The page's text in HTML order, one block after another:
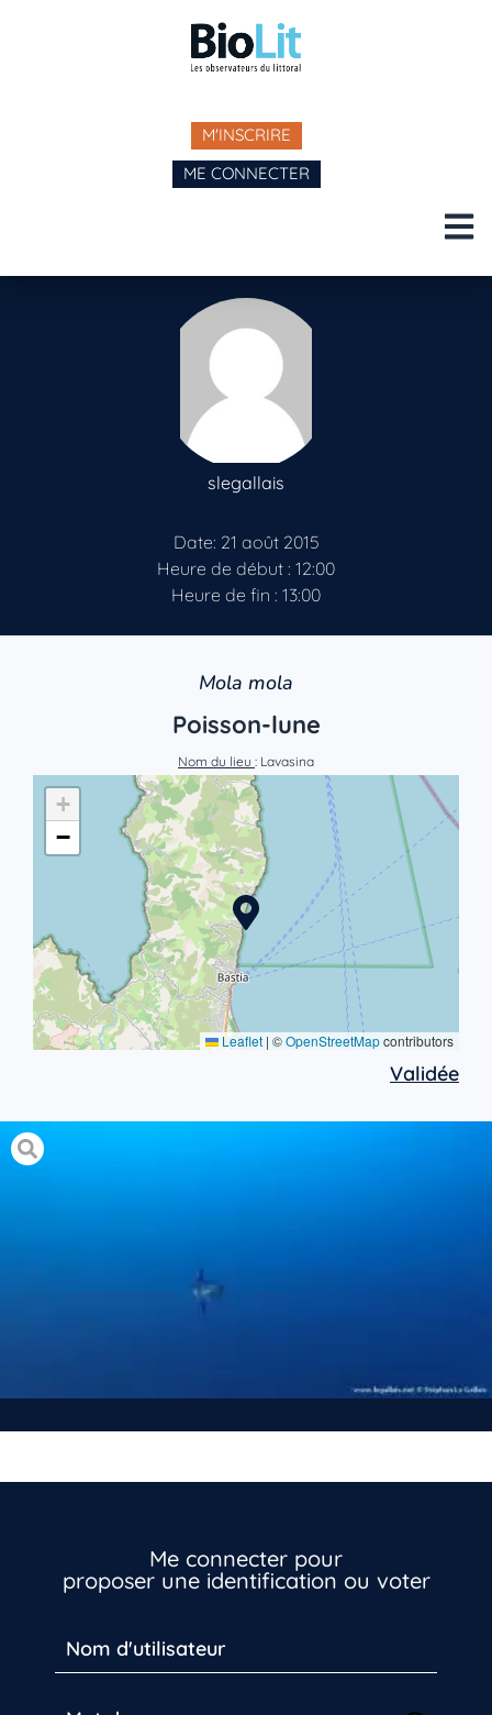
M'INSCRIRE
ME CONNECTER
slegallais
Date: 21 août 2015
Heure de début : 12:00
Heure de fin : 13:00
Mola mola
Poisson-lune
Nom du lieu : Lavasina
+
−
Leaflet | ©OpenStreetMapcontributors
Validée
Me connecter pour
proposer une identification ou voter